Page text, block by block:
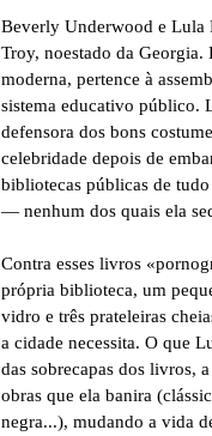
Beverly Underwood e Lula
Troy, noestado da Georgia.
moderna, pertence à
sistema educativo público.
defensora dos bons
celebridade depois de
bibliotecas públicas de
— nenhum dos quais ela
Contra esses livros
própria biblioteca, um
vidro e três prateleiras
a cidade necessita. O que
das sobrecapas dos livros,
obras que ela banira
negra...), mudando a vida